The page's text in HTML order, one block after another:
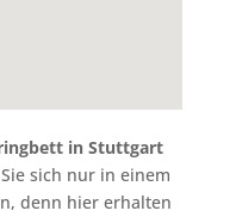
in Stuttgart
sich nur in einem
denn hier erhalten